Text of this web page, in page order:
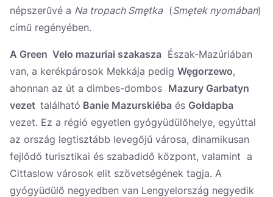
népszerűvé a Na tropach Smętka(Smętek nyomában)
című regényében.
A Green Velo mazuriai szakasza Észak-Mazúriában
van, a kerékpárosok Mekkája pedig Węgorzewo,
ahonnan az út a dimbes-dombos Mazury Garbatyn
vezet található Banie Mazurskiéba és Gołdapba
vezet. Ez a régió egyetlen gyógyüdülőhelye, egyúttal
az ország legtisztább levegőjű városa, dinamikusan
fejlődő turisztikai és szabadidő központ, valamint a
Cittaslow városok elit szövetségének tagja. A
gyógyüdülő negyedben van Lengyelország negyedik